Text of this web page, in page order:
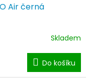
Air černá
Skladem
Do košíku